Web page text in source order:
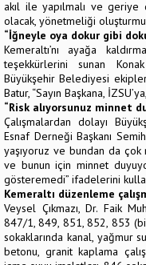
akıl ile yapılmalı ve geriye
olacak, yönetmeliği
“İğneyle oya dokur gibi
Kemeraltı’nı ayağa
teşekkürlerini sunan
Büyükşehir Belediyesi
Batur, “Sayın Başkana,
“Risk alıyorsunuz minnet
Çalışmalardan dolayı
Esnaf Derneği Başkanı
yaşıyoruz ve bundan da çok
ve bunun için minnet
gösteremedi” ifadelerini
Kemeraltı düzenleme
Veysel Çıkmazı, Dr. Faik
847/1, 849, 851, 852, 853
sokaklarında kanal, yağmur
betonu, granit kaplama